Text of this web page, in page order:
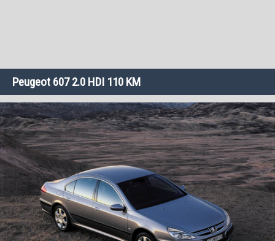
Peugeot 607 2.0 HDI 110 KM